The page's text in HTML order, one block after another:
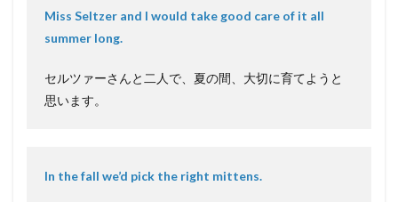
Miss Seltzer and I would take good care of it all
summer long.
セルツァーさんと二人で、夏の間、大切に育てようと
思います。
In the fall we’d pick the right mittens.